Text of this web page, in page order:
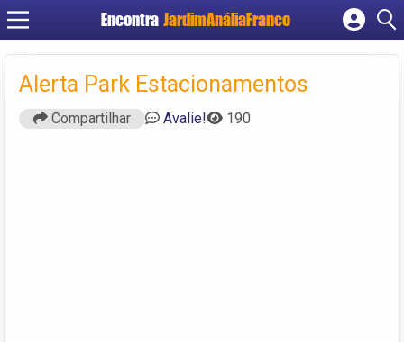
Encontra JardimAnáliaFranco
Cadastrar empresa
Criar conta
Alerta Park Estacionamentos
Compartilhar Avalie! 190